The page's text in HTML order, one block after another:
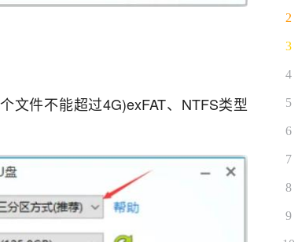
文件不能超过4G)exFAT、NTFS类型
2
3
4
5
6
7
8
9